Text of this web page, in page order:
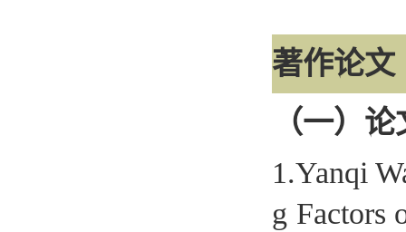
著作论文
（一）论
1.Yanqi
g Factors